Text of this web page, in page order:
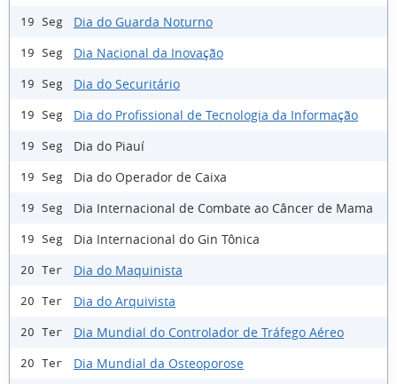
19 Seg Dia do Guarda Noturno
19 Seg Dia Nacional da Inovação
19 Seg Dia do Securitário
19 Seg Dia do Profissional de Tecnologia da Informação
19 Seg Dia do Piauí
19 Seg Dia do Operador de Caixa
19 Seg Dia Internacional de Combate ao Câncer de Mama
19 Seg Dia Internacional do Gin Tônica
20 Ter Dia do Maquinista
20 Ter Dia do Arquivista
20 Ter Dia Mundial do Controlador de Tráfego Aéreo
20 Ter Dia Mundial da Osteoporose